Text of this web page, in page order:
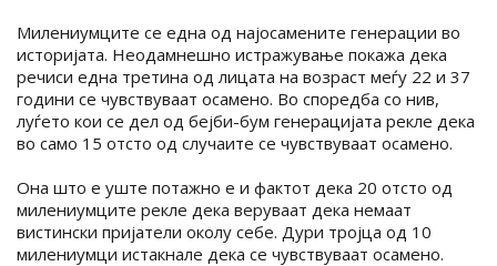
Милениумците се една од најосамените генерации во
историјата. Неодамнешно истражување покажа дека
речиси една третина од лицата на возраст меѓу 22 и 37
години се чувствуваат осамено. Во споредба со нив,
луѓето кои се дел од бејби-бум генерацијата рекле дека
во само 15 отсто од случаите се чувствуваат осамено.
Она што е уште потажно е и фактот дека 20 отсто од
милениумците рекле дека веруваат дека немаат
вистински пријатели околу себе. Дури тројца од 10
милениумци истакнале дека се чувствуваат осамено.